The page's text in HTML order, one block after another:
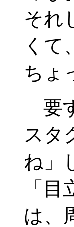
それ
くて
ちょ
要
スタ
ね」
「
は、